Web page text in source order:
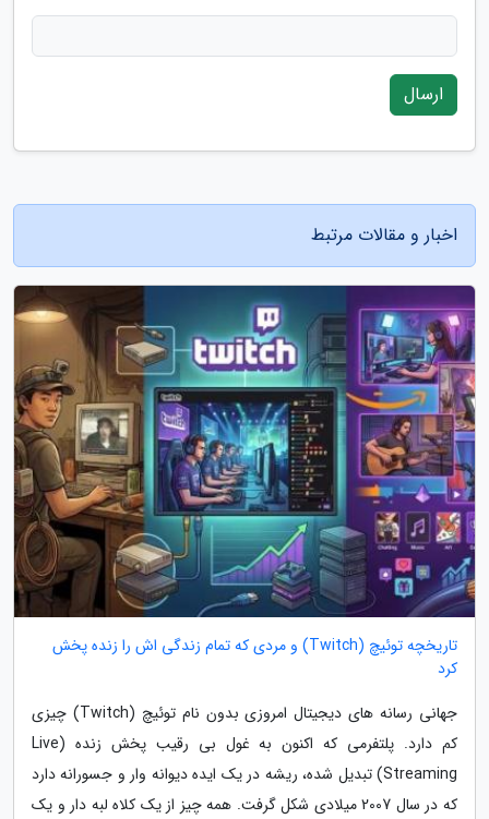
ارسال
اخبار و مقالات مرتبط
تاریخچه توئیچ (Twitch) و مردی که تمام زندگی اش را زنده پخش
کرد
جهانی رسانه های دیجیتال امروزی بدون نام توئیچ (Twitch) چیزی
کم دارد. پلتفرمی که اکنون به غول بی رقیب پخش زنده (Live
Streaming) تبدیل شده، ریشه در یک ایده دیوانه وار و جسورانه دارد
که در سال 2007 میلادی شکل گرفت. همه چیز از یک کلاه لبه دار و یک